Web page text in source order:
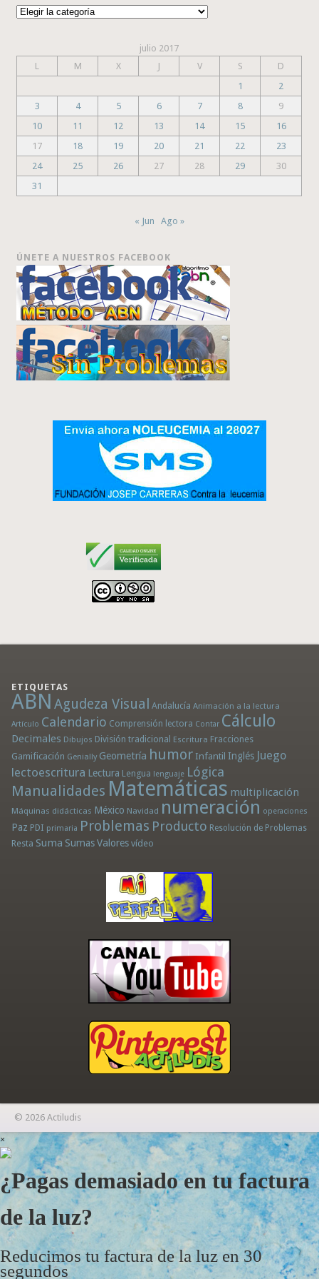
Categorías
julio 2017
L
M X J V S
D
1
2
3
4 5 6 7 8
9
10
11 12 13 14 15
16
17
18 19 20 21 22
23
24
25 26 27 28 29
30
31
« Jun Ago »
ÚNETE A NUESTROS FACEBOOK
ETIQUETAS
ABN Agudeza Visual Andalucía Animación a la lectura
Artículo Calendario Comprensión lectora Contar Cálculo
Decimales Dibujos División tradicional Escritura Fracciones
Gamificación Genially Geometría humor Infantil Inglés Juego
lectoescritura Lectura Lengua lenguaje Lógica
Manualidades Matemáticas multiplicación
Máquinas didácticas México Navidad numeración operaciones
Paz PDI primaria Problemas Producto Resolución de Problemas
Resta Suma Sumas Valores vídeo
© 2026 Actiludis
×
¿Pagas demasiado en tu factura
de la luz?
Reducimos tu factura de la luz en 30
segundos